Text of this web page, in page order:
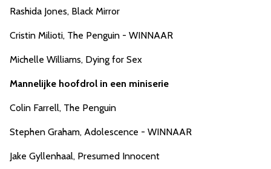
Rashida Jones, Black Mirror
Cristin Milioti, The Penguin - WINNAAR
Michelle Williams, Dying for Sex
Mannelijke hoofdrol in een miniserie
Colin Farrell, The Penguin
Stephen Graham, Adolescence - WINNAAR
Jake Gyllenhaal, Presumed Innocent